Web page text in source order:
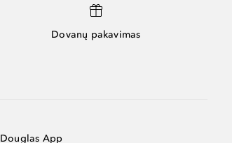
Dovanų pakavimas
Douglas App